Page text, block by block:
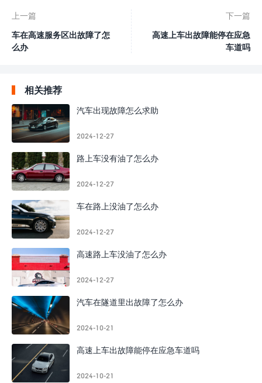
上一篇
车在高速服务区出故障了怎
么办
下一篇
高速上车出故障能停在应急
车道吗
相关推荐
汽车出现故障怎么求助
2024-12-27
路上车没有油了怎么办
2024-12-27
车在路上没油了怎么办
2024-12-27
高速路上车没油了怎么办
2024-12-27
汽车在隧道里出故障了怎么办
2024-10-21
高速上车出故障能停在应急车道吗
2024-10-21